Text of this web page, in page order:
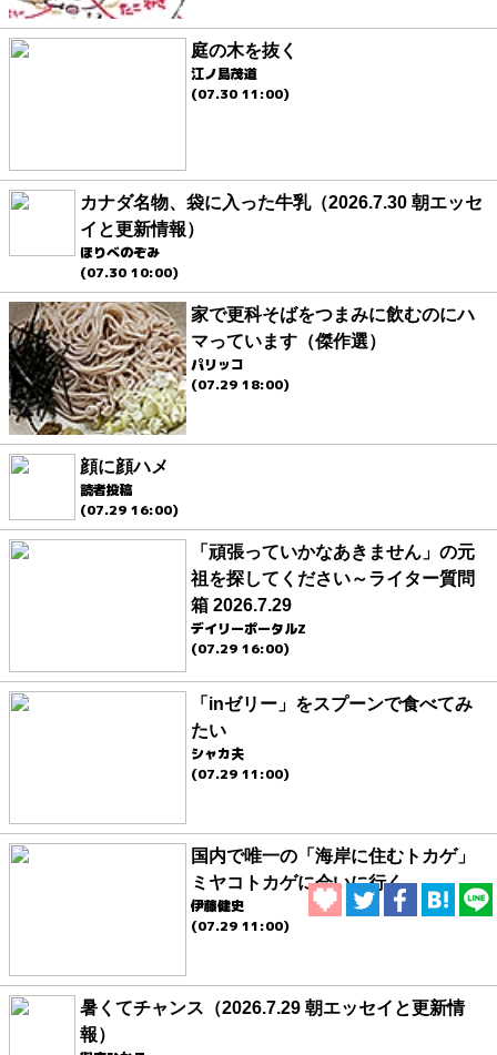
庭の木を抜く
江ノ島茂道
(07.30 11:00)
カナダ名物、袋に入った牛乳（2026.7.30 朝エッセ
イと更新情報）
ほりべのぞみ
(07.30 10:00)
家で更科そばをつまみに飲むのにハ
マっています（傑作選）
パリッコ
(07.29 18:00)
顔に顔ハメ
読者投稿
(07.29 16:00)
「頑張っていかなあきません」の元
祖を探してください～ライター質問
箱 2026.7.29
デイリーポータルZ
(07.29 16:00)
「inゼリー」をスプーンで食べてみ
たい
シャカ夫
(07.29 11:00)
国内で唯一の「海岸に住むトカゲ」
ミヤコトカゲに会いに行く
伊藤健史
(07.29 11:00)
暑くてチャンス（2026.7.29 朝エッセイと更新情
報）